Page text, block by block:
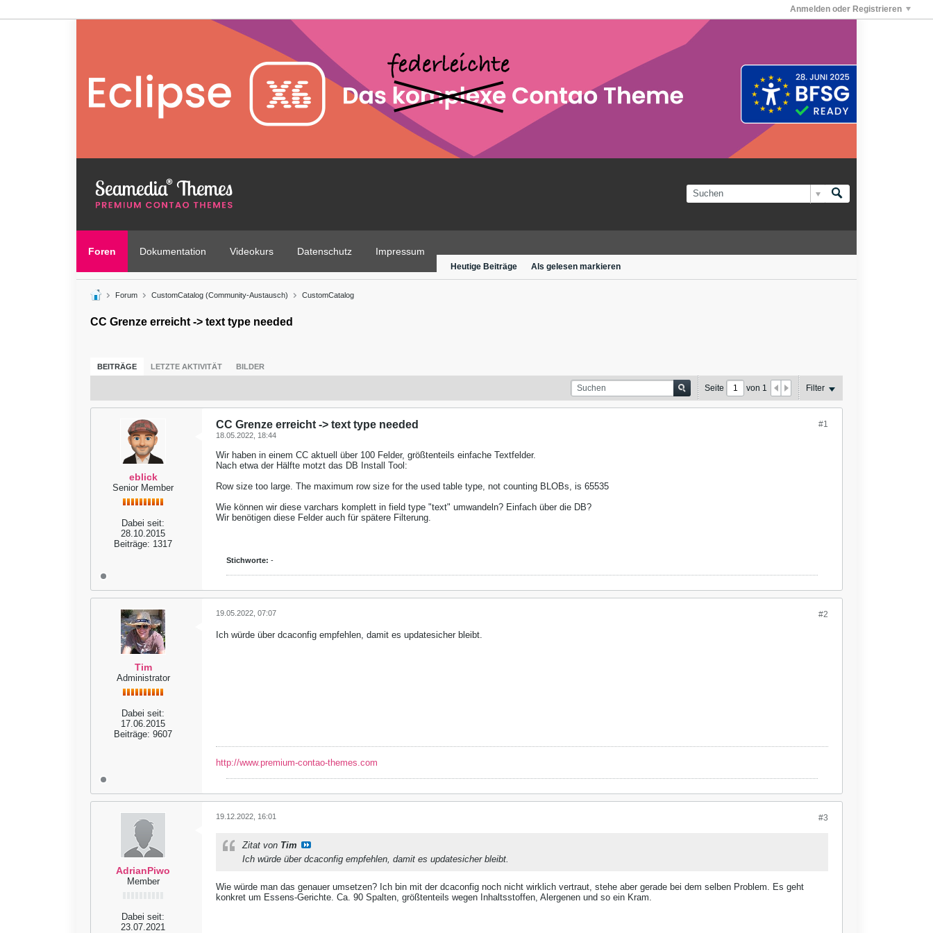
Anmelden oder Registrieren
Foren Dokumentation Videokurs Datenschutz Impressum
Heutige Beiträge Als gelesen markieren
Forum CustomCatalog (Community-Austausch) CustomCatalog
CC Grenze erreicht -> text type needed
BEITRÄGE LETZTE AKTIVITÄT BILDER
Seite von 1 Filter
eblick
Senior Member
Dabei seit:
28.10.2015
Beiträge: 1317
#1
CC Grenze erreicht -> text type needed
18.05.2022, 18:44
Wir haben in einem CC aktuell über 100 Felder, größtenteils einfache Textfelder.
Nach etwa der Hälfte motzt das DB Install Tool:
Row size too large. The maximum row size for the used table type, not counting BLOBs, is 65535
Wie können wir diese varchars komplett in field type "text" umwandeln? Einfach über die DB?
Wir benötigen diese Felder auch für spätere Filterung.
Stichworte: -
Tim
Administrator
Dabei seit:
17.06.2015
Beiträge: 9607
#2
19.05.2022, 07:07
Ich würde über dcaconfig empfehlen, damit es updatesicher bleibt.
http://www.premium-contao-themes.com
AdrianPiwo
Member
Dabei seit:
23.07.2021
#3
19.12.2022, 16:01
Zitat von Tim
Ich würde über dcaconfig empfehlen, damit es updatesicher bleibt.
Wie würde man das genauer umsetzen? Ich bin mit der dcaconfig noch nicht wirklich vertraut, stehe aber gerade bei dem selben Problem. Es geht
konkret um Essens-Gerichte. Ca. 90 Spalten, größtenteils wegen Inhaltsstoffen, Alergenen und so ein Kram.